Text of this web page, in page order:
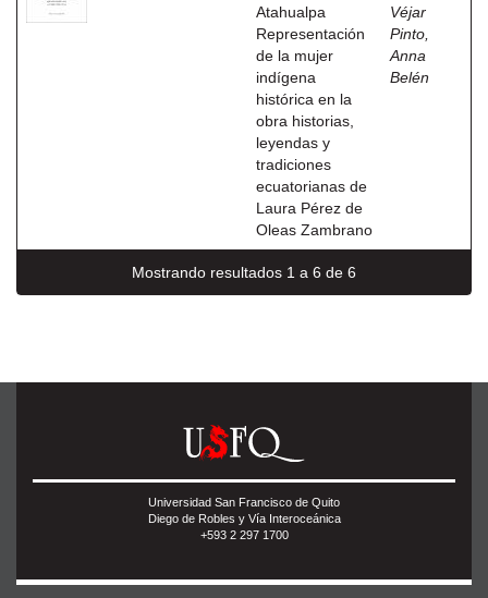
Atahualpa
Representación
de la mujer
indígena
histórica en la
obra historias,
leyendas y
tradiciones
ecuatorianas de
Laura Pérez de
Oleas Zambrano
Véjar
Pinto,
Anna
Belén
Mostrando resultados 1 a 6 de 6
Universidad San Francisco de Quito
Diego de Robles y Vía Interoceánica
+593 2 297 1700